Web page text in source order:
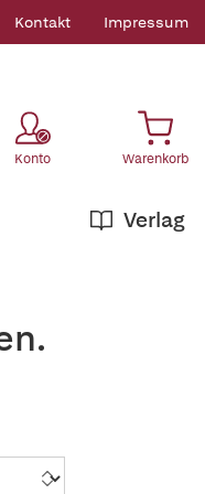
Kontakt Impressum
Konto Warenkorb
Verlag